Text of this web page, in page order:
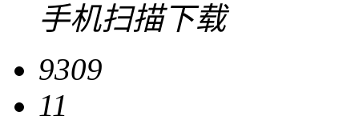
手机扫描下载
9309
11